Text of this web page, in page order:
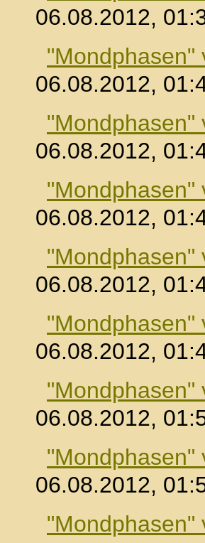
06.08.2012,
"Mondphasen"
06.08.2012,
"Mondphasen"
06.08.2012,
"Mondphasen"
06.08.2012,
"Mondphasen"
06.08.2012,
"Mondphasen"
06.08.2012,
"Mondphasen"
06.08.2012,
"Mondphasen"
06.08.2012,
"Mondphasen"